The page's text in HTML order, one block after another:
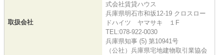
取扱会社
式会社賃貸ハウス
兵庫県明石市和坂12-19 クロスロー
ドハイツ ヤマサキ １F
TEL:078-922-0030
兵庫県知事 (5) 第10941号
（公社）兵庫県宅地建物取引業協会